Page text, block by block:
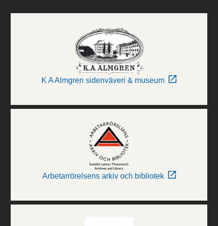
K A Almgren sidenväveri & museum
Arbetarrörelsens arkiv och bibliotek